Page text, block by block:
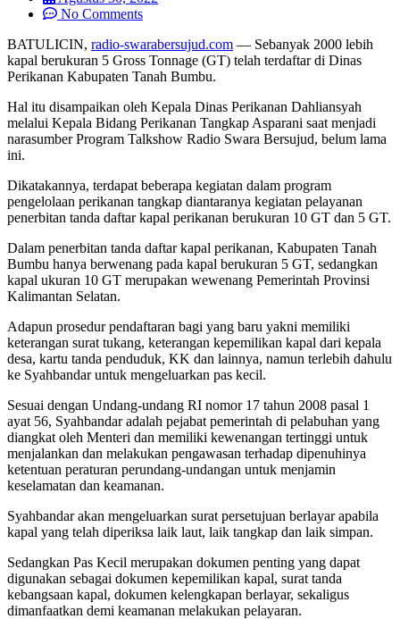
No Comments
BATULICIN, radio-swarabersujud.com — Sebanyak 2000 lebih
kapal berukuran 5 Gross Tonnage (GT) telah terdaftar di Dinas
Perikanan Kabupaten Tanah Bumbu.
Hal itu disampaikan oleh Kepala Dinas Perikanan Dahliansyah
melalui Kepala Bidang Perikanan Tangkap Asparani saat menjadi
narasumber Program Talkshow Radio Swara Bersujud, belum lama
ini.
Dikatakannya, terdapat beberapa kegiatan dalam program
pengelolaan perikanan tangkap diantaranya kegiatan pelayanan
penerbitan tanda daftar kapal perikanan berukuran 10 GT dan 5 GT.
Dalam penerbitan tanda daftar kapal perikanan, Kabupaten Tanah
Bumbu hanya berwenang pada kapal berukuran 5 GT, sedangkan
kapal ukuran 10 GT merupakan wewenang Pemerintah Provinsi
Kalimantan Selatan.
Adapun prosedur pendaftaran bagi yang baru yakni memiliki
keterangan surat tukang, keterangan kepemilikan kapal dari kepala
desa, kartu tanda penduduk, KK dan lainnya, namun terlebih dahulu
ke Syahbandar untuk mengeluarkan pas kecil.
Sesuai dengan Undang-undang RI nomor 17 tahun 2008 pasal 1
ayat 56, Syahbandar adalah pejabat pemerintah di pelabuhan yang
diangkat oleh Menteri dan memiliki kewenangan tertinggi untuk
menjalankan dan melakukan pengawasan terhadap dipenuhinya
ketentuan peraturan perundang-undangan untuk menjamin
keselamatan dan keamanan.
Syahbandar akan mengeluarkan surat persetujuan berlayar apabila
kapal yang telah diperiksa laik laut, laik tangkap dan laik simpan.
Sedangkan Pas Kecil merupakan dokumen penting yang dapat
digunakan sebagai dokumen kepemilikan kapal, surat tanda
kebangsaan kapal, dokumen kelengkapan berlayar, sekaligus
dimanfaatkan demi keamanan melakukan pelayaran.